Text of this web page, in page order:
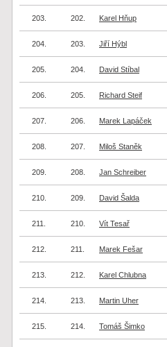
203. 202. Karel Hňup
204. 203. Jiří Hýbl
205. 204. David Stíbal
206. 205. Richard Steif
207. 206. Marek Lapáček
208. 207. Miloš Staněk
209. 208. Jan Schreiber
210. 209. David Šalda
211. 210. Vít Tesař
212. 211. Marek Fešar
213. 212. Karel Chlubna
214. 213. Martin Uher
215. 214. Tomáš Šimko